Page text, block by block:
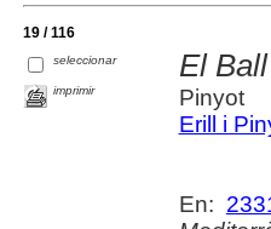
19 / 116
seleccionar
imprimir
El
Pinyot
Erill i
En: